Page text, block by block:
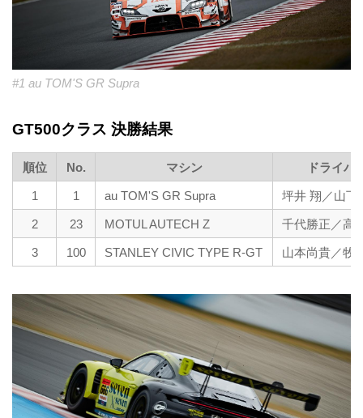
#1 au TOM'S GR Supra
GT500クラス 決勝結果
順位 No. マシン ドライバ
1 1 au TOM'S GR Supra 坪井 翔／山下
2 23 MOTUL AUTECH Z 千代勝正／高
3 100 STANLEY CIVIC TYPE R-GT 山本尚貴／牧